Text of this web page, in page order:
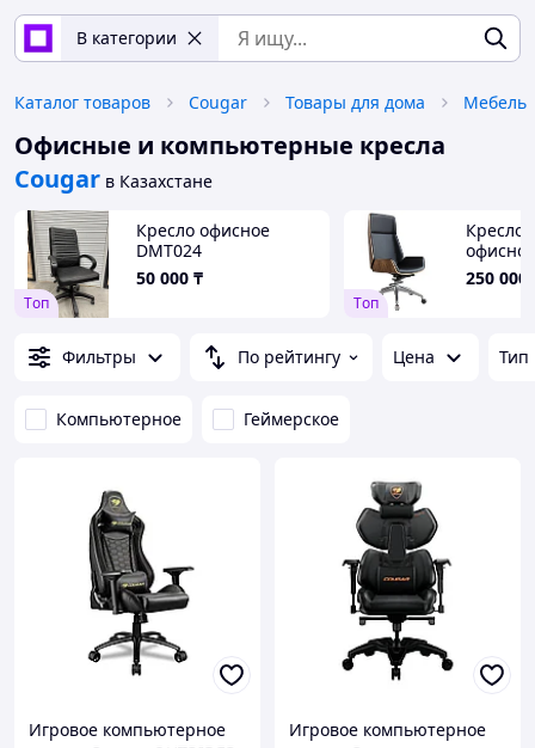
В категории
Каталог товаров Cougar Товары для дома Мебель
Офисные и компьютерные кресла
Cougar в Казахстане
Tоп
Кресло офисное
DMT024
50 000 ₸
Tоп
Кресло
250 000
Фильтры По рейтингу Цена Тип
Компьютерное Геймерское
Игровое компьютерное Игровое компьютерное